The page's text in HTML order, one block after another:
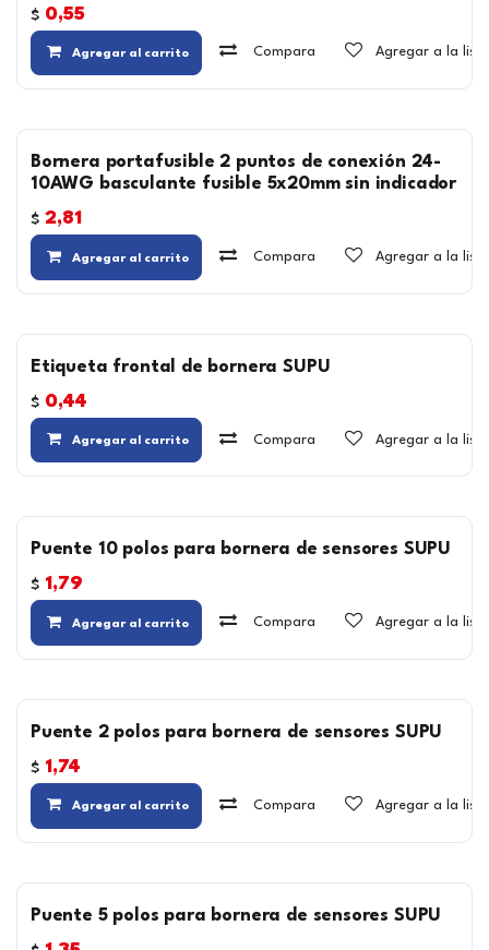
$ 0,55
Agregar al carrito Compara Agregar a la
Bornera portafusible 2 puntos de conexión 24-
10AWG basculante fusible 5x20mm sin indicador
$ 2,81
Agregar al carrito Compara Agregar a la
Etiqueta frontal de bornera SUPU
$ 0,44
Agregar al carrito Compara Agregar a la
Puente 10 polos para bornera de sensores SUPU
$ 1,79
Agregar al carrito Compara Agregar a la
Puente 2 polos para bornera de sensores SUPU
$ 1,74
Agregar al carrito Compara Agregar a la
Puente 5 polos para bornera de sensores SUPU